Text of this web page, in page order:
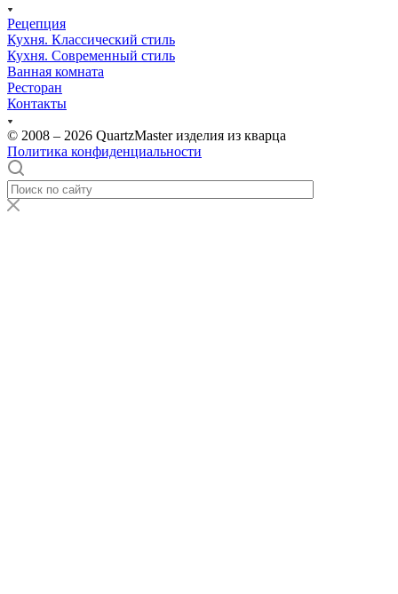
Рецепция
Кухня. Классический стиль
Кухня. Современный стиль
Ванная комната
Ресторан
Контакты
© 2008 – 2026 QuartzMaster изделия из кварца
Политика конфиденциальности